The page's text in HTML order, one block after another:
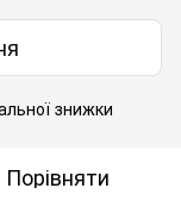
знижки
Порівняти